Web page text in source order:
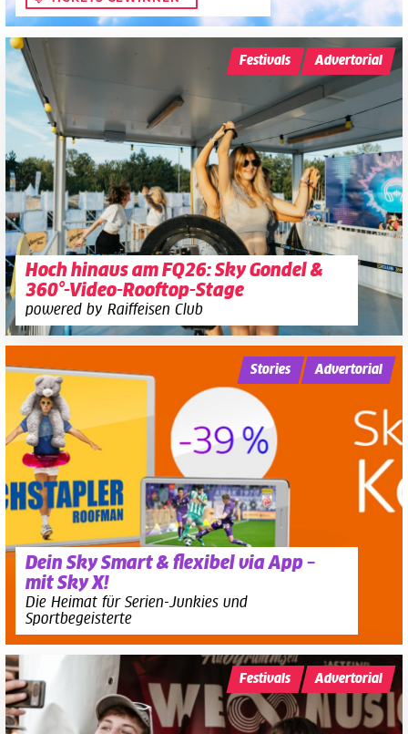
Hoch hinaus am FQ26: Sky Gondel &
360°-Video-Rooftop-Stage
powered by Raiffeisen Club
Festivals Advertorial
Dein Sky Smart & flexibel via App –
mit Sky X!
Die Heimat für Serien-Junkies und
Sportbegeisterte
Stories Advertorial
Festivals Advertorial